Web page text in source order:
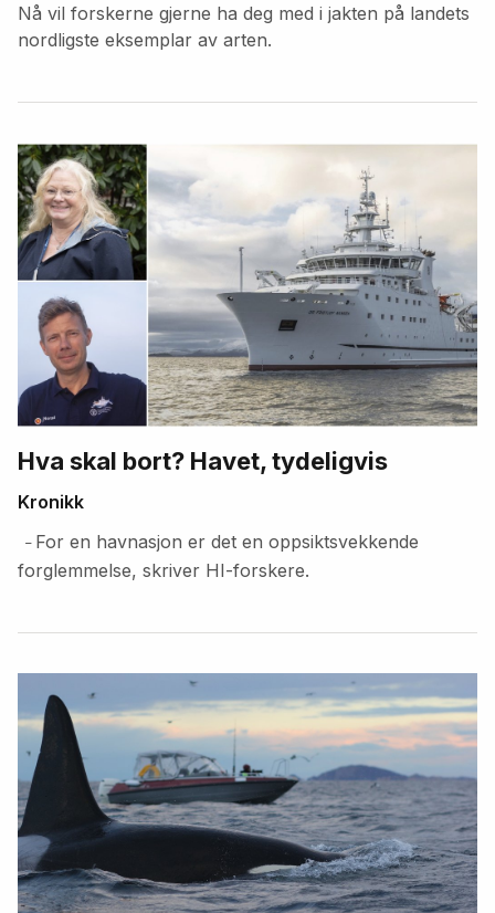
Nå vil forskerne gjerne ha deg med i jakten på landets
nordligste eksemplar av arten.
Hva skal bort? Havet, tydeligvis
Kronikk
– For en havnasjon er det en oppsiktsvekkende
forglemmelse, skriver HI-forskere.
artikler